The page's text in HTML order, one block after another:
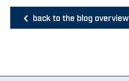
back to the blog overview